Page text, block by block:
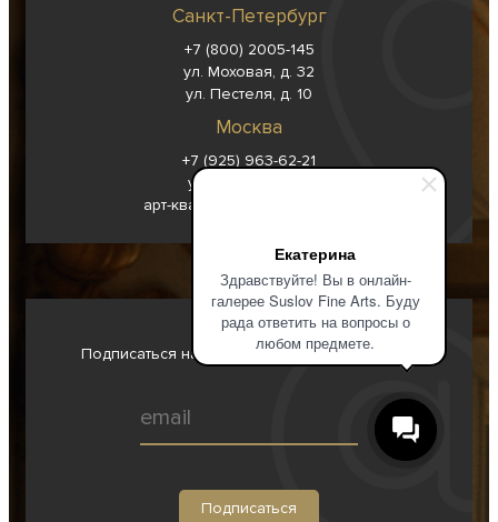
Екатерина
Здравствуйте! Вы в онлайн-
галерее Suslov Fine Arts. Буду
рада ответить на вопросы о
любом предмете.
Санкт-Петербург
+7 (800) 2005-145
ул. Моховая, д. 32
ул. Пестеля, д. 10
Москва
+7 (925) 963-62-21
ул. Ильинка, д. 4
арт-квартал «Гостиный двор»
Подписаться на новости, обновления и лоты